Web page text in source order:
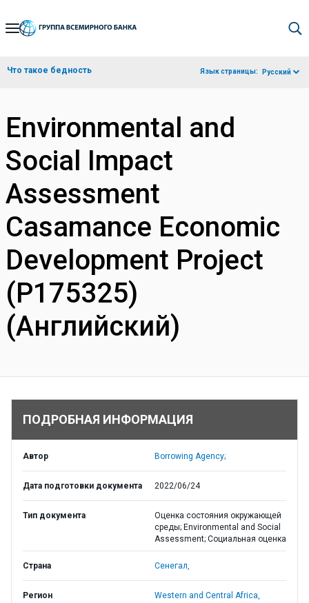
Skip
Navigation
Что такое бедность Язык страницы: Русский
Environmental and
Social Impact
Assessment
Casamance Economic
Development Project
(P175325)
(Английский)
ПОДРОБНАЯ ИНФОРМАЦИЯ
Автор Borrowing Agency;
Дата подготовки документа 2022/06/24
Тип документа
Оценка состояния окружающей
среды; Environmental and Social
Assessment; Социальная оценка
Страна Сенегал,
Регион Western and Central Africa,